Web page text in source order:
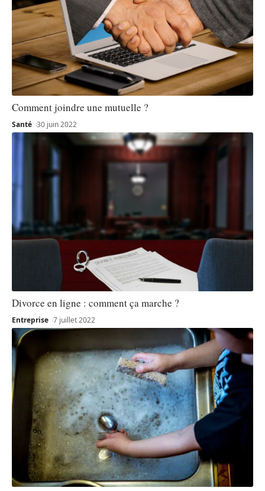
Comment joindre une mutuelle ?
Santé 30 juin 2022
Divorce en ligne : comment ça marche ?
Entreprise 7 juillet 2022